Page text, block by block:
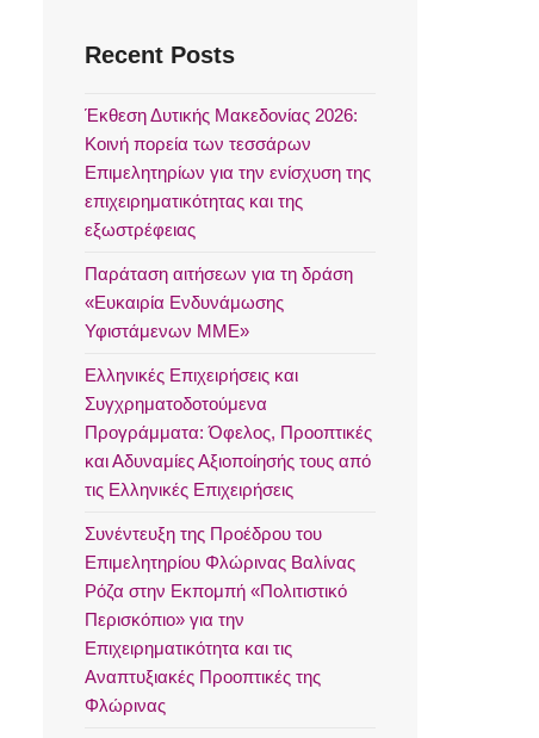
Recent Posts
Έκθεση Δυτικής Μακεδονίας 2026:
Κοινή πορεία των τεσσάρων
Επιμελητηρίων για την ενίσχυση της
επιχειρηματικότητας και της
εξωστρέφειας
Παράταση αιτήσεων για τη δράση
«Ευκαιρία Ενδυνάμωσης
Υφιστάμενων ΜΜΕ»
Ελληνικές Επιχειρήσεις και
Συγχρηματοδοτούμενα
Προγράμματα: Όφελος, Προοπτικές
και Αδυναμίες Αξιοποίησής τους από
τις Ελληνικές Επιχειρήσεις
Συνέντευξη της Προέδρου του
Επιμελητηρίου Φλώρινας Βαλίνας
Ρόζα στην Εκπομπή «Πολιτιστικό
Περισκόπιο» για την
Επιχειρηματικότητα και τις
Αναπτυξιακές Προοπτικές της
Φλώρινας